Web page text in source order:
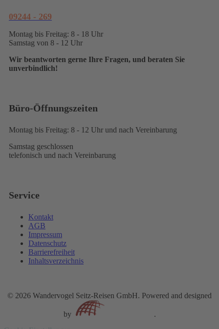
09244 - 269
Montag bis Freitag: 8 - 18 Uhr
Samstag von 8 - 12 Uhr
Wir beantworten gerne Ihre Fragen, und beraten Sie
unverbindlich!
Büro-Öffnungszeiten
Montag bis Freitag: 8 - 12 Uhr und nach Vereinbarung
Samstag geschlossen
telefonisch und nach Vereinbarung
Service
Kontakt
AGB
Impressum
Datenschutz
Barrierefreiheit
Inhaltsverzeichnis
© 2026 Wandervogel Seitz-Reisen GmbH. Powered and designed
by
.